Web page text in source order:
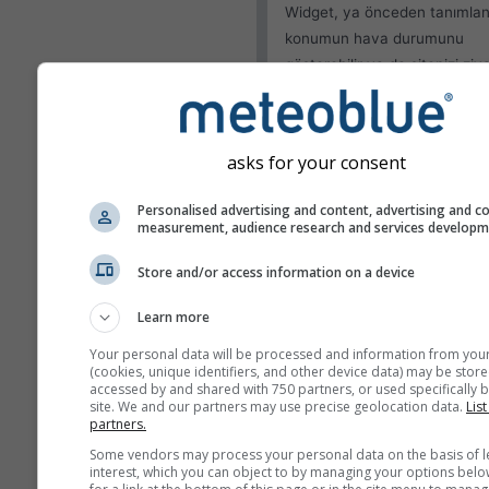
Widget, ya önceden
konumun hava durumunu
gösterebilir ya da sitenizi
eden her bir ziyaretçinin
algılamayı deneyebilir.
Kullanıcı konumunu
Görünüm
Özellikler
asks for your consent
Personalised advertising and content, advertising and
measurement, audience research and services
Store and/or access information on a device
Learn more
Your personal data will be processed and information from
(cookies, unique identifiers, and other device data) may be
accessed by and shared with 750 partners, or used specifically
site. We and our partners may use precise geolocation data.
partners.
Some vendors may process your personal data on the basis of
interest, which you can object to by managing your options